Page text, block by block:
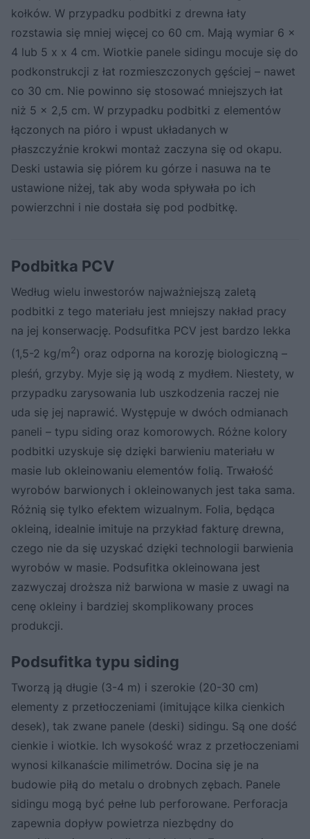
kołków. W przypadku podbitki z drewna łaty
rozstawia się mniej więcej co 60 cm. Mają wymiar 6 x
4 lub 5 x x 4 cm. Wiotkie panele sidingu mocuje się do
podkonstrukcji z łat rozmieszczonych gęściej – nawet
co 30 cm. Nie powinno się stosować mniejszych łat
niż 5 x 2,5 cm. W przypadku podbitki z elementów
łączonych na pióro i wpust układanych w
płaszczyźnie krokwi montaż zaczyna się od okapu.
Deski ustawia się piórem ku górze i nasuwa na te
ustawione niżej, tak aby woda spływała po ich
powierzchni i nie dostała się pod podbitkę.
Podbitka PCV
Według wielu inwestorów najważniejszą zaletą
podbitki z tego materiału jest mniejszy nakład pracy
na jej konserwację. Podsufitka PCV jest bardzo lekka
(1,5-2 kg/m2) oraz odporna na korozję biologiczną –
pleśń, grzyby. Myje się ją wodą z mydłem. Niestety, w
przypadku zarysowania lub uszkodzenia raczej nie
uda się jej naprawić. Występuje w dwóch odmianach
paneli – typu siding oraz komorowych. Różne kolory
podbitki uzyskuje się dzięki barwieniu materiału w
masie lub okleinowaniu elementów folią. Trwałość
wyrobów barwionych i okleinowanych jest taka sama.
Różnią się tylko efektem wizualnym. Folia, będąca
okleiną, idealnie imituje na przykład fakturę drewna,
czego nie da się uzyskać dzięki technologii barwienia
wyrobów w masie. Podsufitka okleinowana jest
zazwyczaj droższa niż barwiona w masie z uwagi na
cenę okleiny i bardziej skomplikowany proces
produkcji.
Podsufitka typu siding
Tworzą ją długie (3-4 m) i szerokie (20-30 cm)
elementy z przetłoczeniami (imitujące kilka cienkich
desek), tak zwane panele (deski) sidingu. Są one dość
cienkie i wiotkie. Ich wysokość wraz z przetłoczeniami
wynosi kilkanaście milimetrów. Docina się je na
budowie piłą do metalu o drobnych zębach. Panele
sidingu mogą być pełne lub perforowane. Perforacja
zapewnia dopływ powietrza niezbędny do